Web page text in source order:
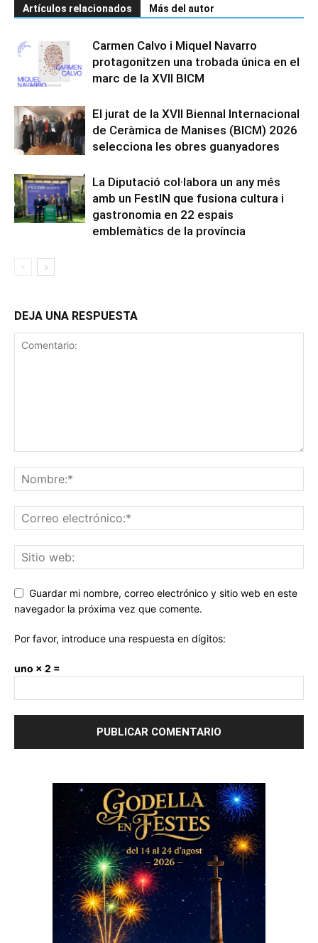
Artículos relacionados Más del autor
Carmen Calvo i Miquel Navarro
protagonitzen una trobada única en el
marc de la XVII BICM
El jurat de la XVII Biennal Internacional
de Ceràmica de Manises (BICM) 2026
selecciona les obres guanyadores
La Diputació col·labora un any més
amb un FestIN que fusiona cultura i
gastronomia en 22 espais
emblemàtics de la província
DEJA UNA RESPUESTA
Guardar mi nombre, correo electrónico y sitio web en este
navegador la próxima vez que comente.
Por favor, introduce una respuesta en dígitos:
uno × 2 =